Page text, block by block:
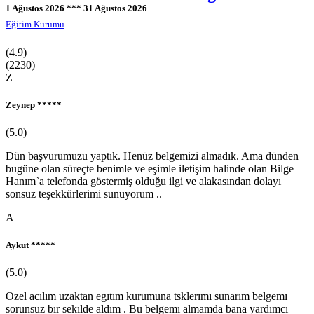
4-6 Yaş Çocuk Eğitimi ve Etkinlikleri Kursu
3-6 Yaş Aile Gelişim Kursu
1 Ağustos 2026 *** 31 Ağustos 2026
Eğitim Kurumu
(4.9)
(2230)
Z
Zeynep *****
(5.0)
Dün başvurumuzu yaptık. Henüz belgemizi almadık. Ama dünden
bugüne olan süreçte benimle ve eşimle iletişim halinde olan Bilge
Hanım`a telefonda göstermiş olduğu ilgi ve alakasından dolayı
sonsuz teşekkürlerimi sunuyorum ..
A
Aykut *****
(5.0)
Ozel acılım uzaktan egıtım kurumuna tsklerımı sunarım belgemı
sorunsuz bır sekılde aldım . Bu belgemı almamda bana yardımcı